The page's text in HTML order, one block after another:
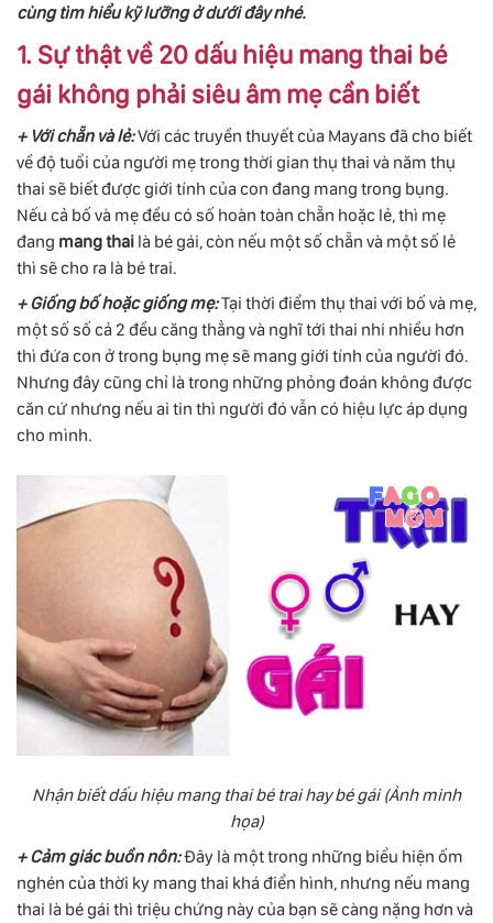
cùng tìm hiểu kỹ lưỡng ở dưới đây nhé.
1. Sự thật về 20 dấu hiệu mang thai bé
gái không phải siêu âm mẹ cần biết
+ Với chẵn và lẻ:Với các truyền thuyết của Mayans đã cho biết
về độ tuổi của người mẹ trong thời gian thụ thai và năm thụ
thai sẽ biết được giới tính của con đang mang trong bụng.
Nếu cả bố và mẹ đều có số hoàn toàn chẵn hoặc lẻ, thì mẹ
đang mang thai là bé gái, còn nếu một số chẵn và một số lẻ
thì sẽ cho ra là bé trai.
+ Giống bố hoặc giống mẹ:Tại thời điểm thụ thai với bố và mẹ,
một số số cả 2 đều căng thẳng và nghĩ tới thai nhi nhiều hơn
thì đứa con ở trong bụng mẹ sẽ mang giới tính của người đó.
Nhưng đây cũng chỉ là trong những phỏng đoán không được
căn cứ nhưng nếu ai tin thì người đó vẫn có hiệu lực áp dụng
cho mình.
Nhận biết dấu hiệu mang thai bé trai hay bé gái (Ảnh minh
họa)
+ Cảm giác buồn nôn:Đây là một trong những biểu hiện ốm
nghén của thời ky mang thai khá điển hình, nhưng nếu mang
thai là bé gái thì triệu chứng này của bạn sẽ càng nặng hơn và